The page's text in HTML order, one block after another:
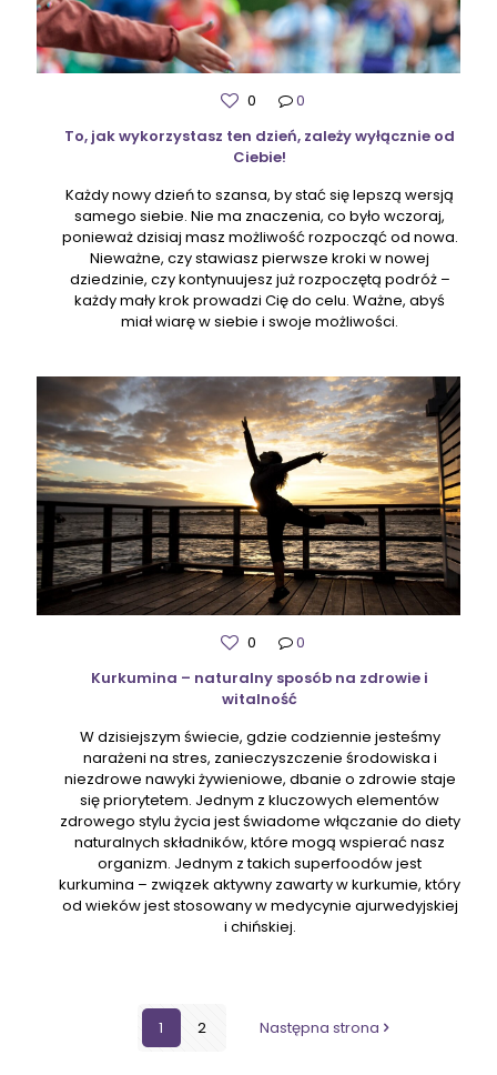
0
0
To, jak wykorzystasz ten dzień, zależy wyłącznie od
Ciebie!
Każdy nowy dzień to szansa, by stać się lepszą wersją
samego siebie. Nie ma znaczenia, co było wczoraj,
ponieważ dzisiaj masz możliwość rozpocząć od nowa.
Nieważne, czy stawiasz pierwsze kroki w nowej
dziedzinie, czy kontynuujesz już rozpoczętą podróż –
każdy mały krok prowadzi Cię do celu. Ważne, abyś
miał wiarę w siebie i swoje możliwości.
0
0
Kurkumina – naturalny sposób na zdrowie i
witalność
W dzisiejszym świecie, gdzie codziennie jesteśmy
narażeni na stres, zanieczyszczenie środowiska i
niezdrowe nawyki żywieniowe, dbanie o zdrowie staje
się priorytetem. Jednym z kluczowych elementów
zdrowego stylu życia jest świadome włączanie do diety
naturalnych składników, które mogą wspierać nasz
organizm. Jednym z takich superfoodów jest
kurkumina – związek aktywny zawarty w kurkumie, który
od wieków jest stosowany w medycynie ajurwedyjskiej
i chińskiej.
1 2 Następna strona